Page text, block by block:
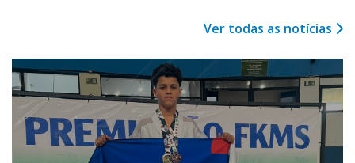
Ver todas as notícias